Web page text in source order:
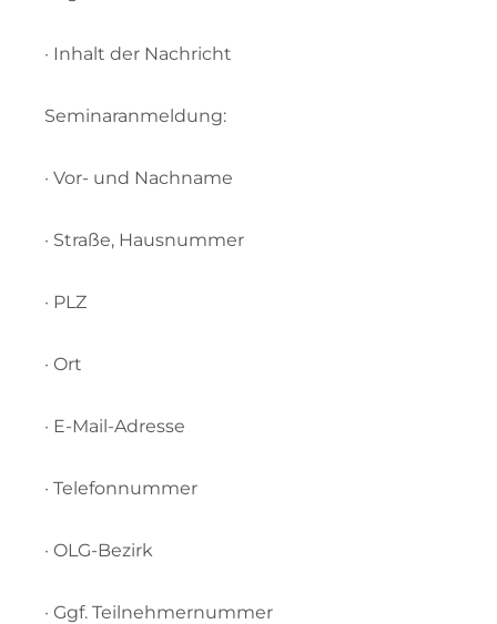
· Inhalt der Nachricht
Seminaranmeldung:
· Vor- und Nachname
· Straße, Hausnummer
· PLZ
· Ort
· E-Mail-Adresse
· Telefonnummer
· OLG-Bezirk
· Ggf. Teilnehmernummer